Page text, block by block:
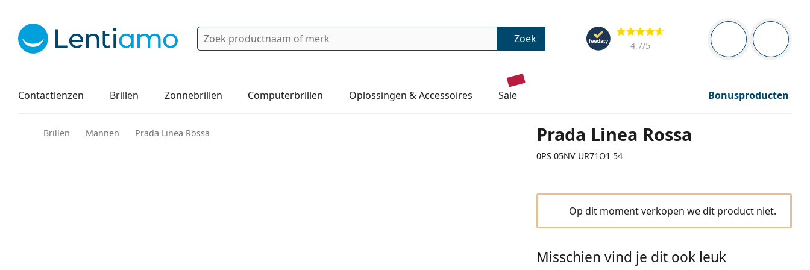
Navigatie
Je bent ingelogd
Jouw
Beoordelingen
4,7/5
Zoek Zoek
Contactlenzen
Lenzenvloeistoffen Brillen Zonnebrillen Computerbrillen Oplossingen & Accessoires sale Bonusproducten
Hoe bestellen
Prada Linea Rossa
0PS 05NV UR71O1 54
Brillen Mannen Prada Linea Rossa
Op dit moment verkopen we dit product niet.
Misschien vind je dit ook leuk